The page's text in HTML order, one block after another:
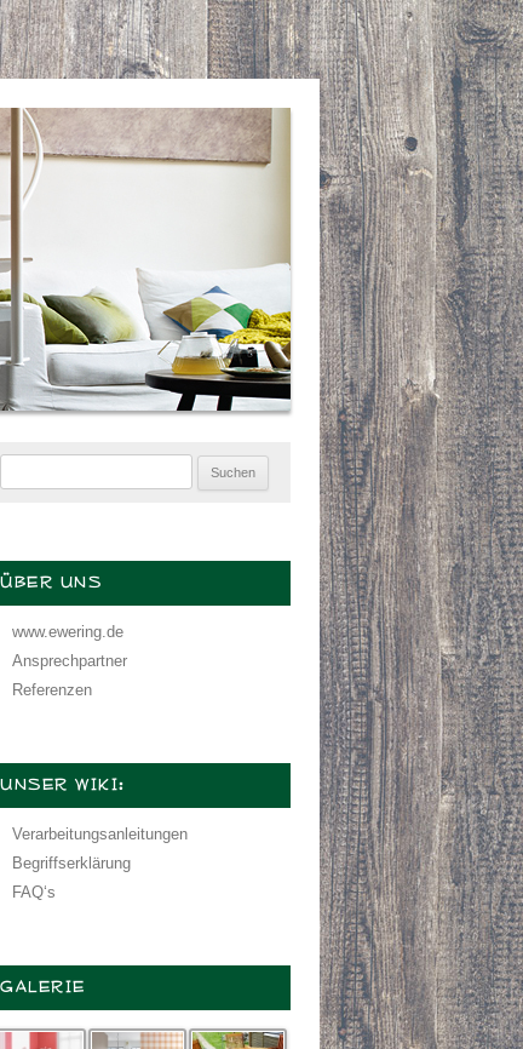
ÜBER UNS
www.ewering.de
Ansprechpartner
Referenzen
UNSER WIKI:
Verarbeitungsanleitungen
Begriffserklärung
FAQ‘s
GALERIE